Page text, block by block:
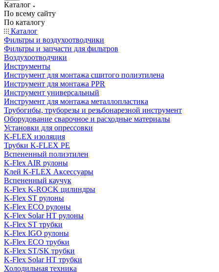
Каталог
По всему сайту
По каталогу
Каталог
Фильтры и воздухоотводчики
Фильтры и запчасти для фильтров
Воздухоотводчики
Инструменты
Инструмент для монтажа сшитого полиэтилена
Инструмент для монтажа PPR
Инструмент универсальный
Инструмент для монтажа металлопластика
Трубогибы, труборезы и резьбонарезной инструмент
Оборудование сварочное и расходные материалы
Установки для опрессовки
K-FLEX изоляция
Трубки K-FLEX PE
Вспененный полиэтилен
K-Flex AIR рулоны
Клей K-FLEX Аксессуары
Вспененный каучук
K-Flex K-ROCK цилиндры
K-Flex ST рулоны
K-Flex ECO рулоны
K-Flex Solar HT рулоны
K-Flex ST трубки
K-Flex IGO рулоны
K-Flex ECO трубки
K-Flex ST/SK трубки
K-Flex Solar HT трубки
Холодильная техника